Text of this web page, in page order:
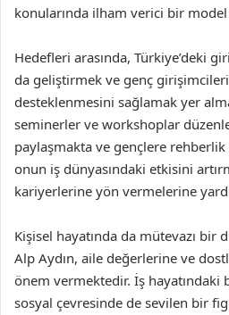
konularında ilham verici bir model
Hedefleri arasında, Türkiye’deki
da geliştirmek ve genç
desteklenmesini sağlamak yer
seminerler ve workshoplar
paylaşmakta ve gençlere
onun iş dünyasındaki etkisini
kariyerlerine yön vermelerine
Kişisel hayatında da mütevazı bir
Alp Aydın, aile değerlerine ve
önem vermektedir. İş hayatındaki
sosyal çevresinde de sevilen bir